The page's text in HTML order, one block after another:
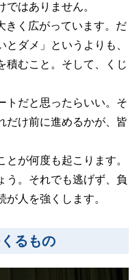
ではありません。
きく広がっています。だ
ダメ」というよりも、
積むこと。そして、くじ
トだと思ったらいい。そ
だけ前に進めるかが、皆
が何度も起こります。
う。それでも逃げず、負
人を強くします。
るもの